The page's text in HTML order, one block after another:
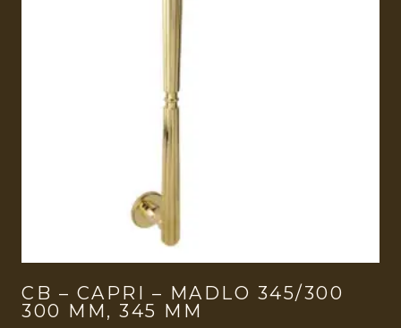
CB – CAPRI – MADLO 345/300
300 MM, 345 MM